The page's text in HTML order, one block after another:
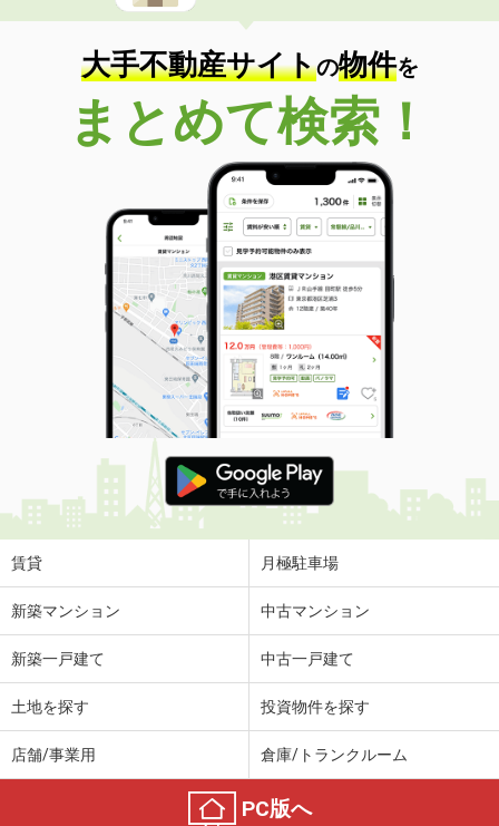
大手不動産サイトの物件を
まとめて検索！
賃貸 月極駐車場
新築マンション 中古マンション
新築一戸建て 中古一戸建て
土地を探す 投資物件を探す
店舗/事業用 倉庫/トランクルーム
PC版へ